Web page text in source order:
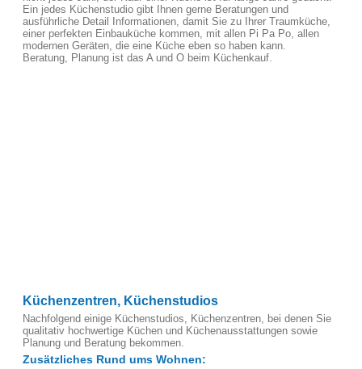
Ein jedes Küchenstudio gibt Ihnen gerne Beratungen und
ausführliche Detail Informationen, damit Sie zu Ihrer Traumküche,
einer perfekten Einbauküche kommen, mit allen Pi Pa Po, allen
modernen Geräten, die eine Küche eben so haben kann.
Beratung, Planung ist das A und O beim Küchenkauf.
Küchenzentren, Küchenstudios
Nachfolgend einige Küchenstudios, Küchenzentren, bei denen Sie
qualitativ hochwertige Küchen und Küchenausstattungen sowie
Planung und Beratung bekommen.
Zusätzliches Rund ums Wohnen: